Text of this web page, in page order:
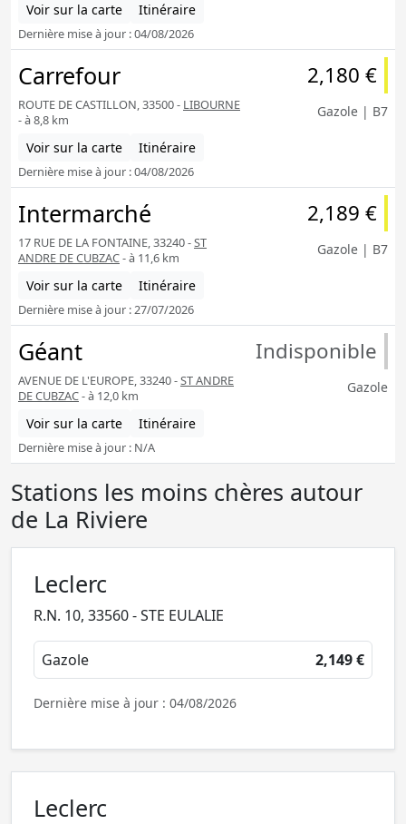
Voir sur la carte Itinéraire
Dernière mise à jour : 04/08/2026
Carrefour
ROUTE DE CASTILLON, 33500 - LIBOURNE
- à 8,8 km
Voir sur la carte Itinéraire
Dernière mise à jour : 04/08/2026
2,180 €
Gazole | B7
Intermarché
17 RUE DE LA FONTAINE, 33240 -ST
ANDRE DE CUBZAC- à 11,6 km
Voir sur la carte Itinéraire
Dernière mise à jour : 27/07/2026
2,189 €
Gazole | B7
Géant
AVENUE DE L'EUROPE, 33240 -ST ANDRE
DE CUBZAC- à 12,0 km
Voir sur la carte Itinéraire
Dernière mise à jour : N/A
Indisponible
Gazole
Stations les moins chères autour
de La Riviere
Leclerc
R.N. 10, 33560 - STE EULALIE
Gazole 2,149 €
Dernière mise à jour : 04/08/2026
Leclerc